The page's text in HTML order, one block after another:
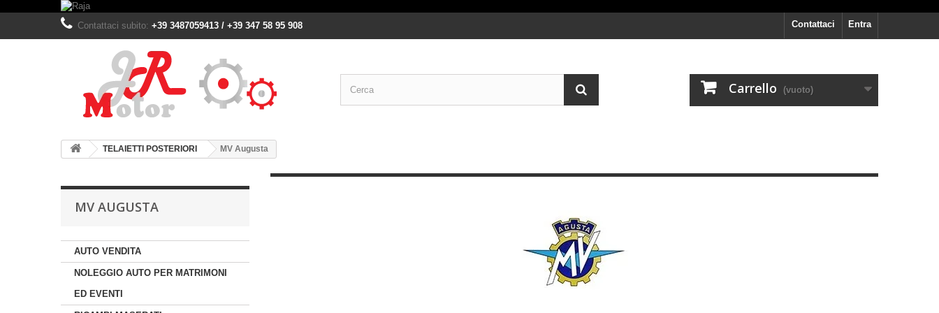
Entra
Contattaci
Contattaci subito: +39 3487059413 / +39 347 58 95 908
Carrello (vuoto)
TELAIETTI POSTERIORI MV Augusta
MV AUGUSTA
AUTO VENDITA
NOLEGGIO AUTO PER MATRIMONI
ED EVENTI